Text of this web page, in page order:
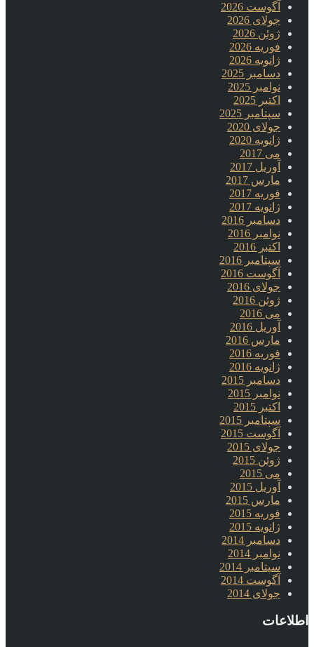
آگوست 2026
جولای 2026
ژوئن 2026
فوریه 2026
ژانویه 2026
دسامبر 2025
نوامبر 2025
اکتبر 2025
سپتامبر 2025
جولای 2020
ژانویه 2020
می 2017
آوریل 2017
مارس 2017
فوریه 2017
ژانویه 2017
دسامبر 2016
نوامبر 2016
اکتبر 2016
سپتامبر 2016
آگوست 2016
جولای 2016
ژوئن 2016
می 2016
آوریل 2016
مارس 2016
فوریه 2016
ژانویه 2016
دسامبر 2015
نوامبر 2015
اکتبر 2015
سپتامبر 2015
آگوست 2015
جولای 2015
ژوئن 2015
می 2015
آوریل 2015
مارس 2015
فوریه 2015
ژانویه 2015
دسامبر 2014
نوامبر 2014
سپتامبر 2014
آگوست 2014
جولای 2014
اطلاعات